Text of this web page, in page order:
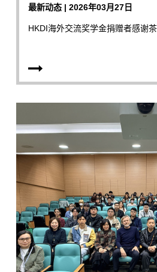
最新动态 | 2026年03月27日
HKDI海外交流奖学金捐赠者感谢